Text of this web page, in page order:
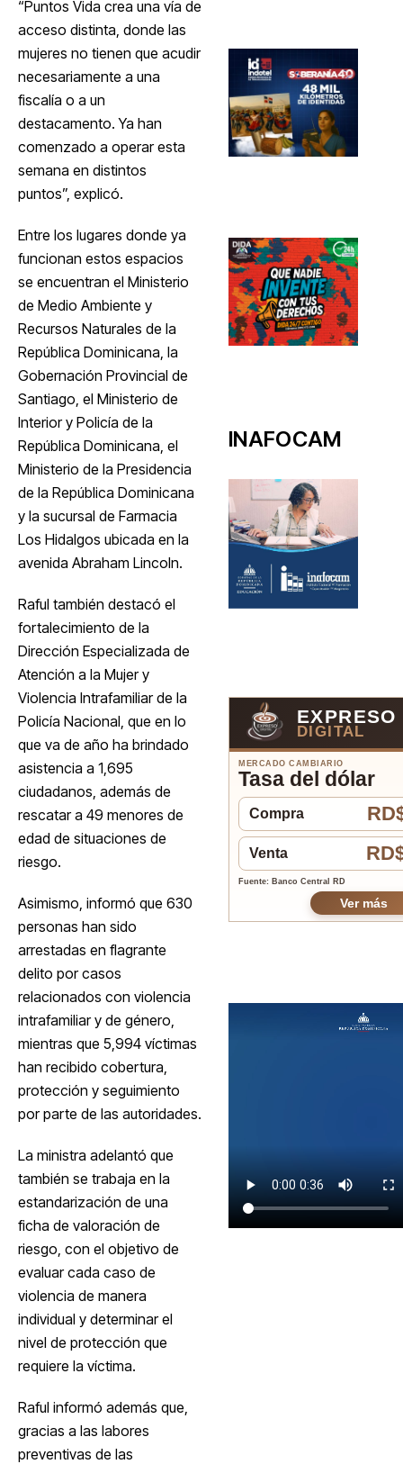
“Puntos Vida crea una vía de
acceso distinta, donde las
mujeres no tienen que acudir
necesariamente a una
fiscalía o a un
destacamento. Ya han
comenzado a operar esta
semana en distintos
puntos”, explicó.
Entre los lugares donde ya
funcionan estos espacios
se encuentran el Ministerio
de Medio Ambiente y
Recursos Naturales de la
República Dominicana, la
Gobernación Provincial de
Santiago, el Ministerio de
Interior y Policía de la
República Dominicana, el
Ministerio de la Presidencia
de la República Dominicana
y la sucursal de Farmacia
Los Hidalgos ubicada en la
avenida Abraham Lincoln.
Raful también destacó el
fortalecimiento de la
Dirección Especializada de
Atención a la Mujer y
Violencia Intrafamiliar de la
Policía Nacional, que en lo
que va de año ha brindado
asistencia a 1,695
ciudadanos, además de
rescatar a 49 menores de
edad de situaciones de
riesgo.
Asimismo, informó que 630
personas han sido
arrestadas en flagrante
delito por casos
relacionados con violencia
intrafamiliar y de género,
mientras que 5,994 víctimas
han recibido cobertura,
protección y seguimiento
por parte de las autoridades.
La ministra adelantó que
también se trabaja en la
estandarización de una
ficha de valoración de
riesgo, con el objetivo de
evaluar cada caso de
violencia de manera
individual y determinar el
nivel de protección que
requiere la víctima.
Raful informó además que,
gracias a las labores
preventivas de las
INAFOCAM
EXPRESO
DIGITAL
MERCADO CAMBIARIO
Tasa del dólar
Compra
Venta
Fuente: Banco Central RD
Ver más